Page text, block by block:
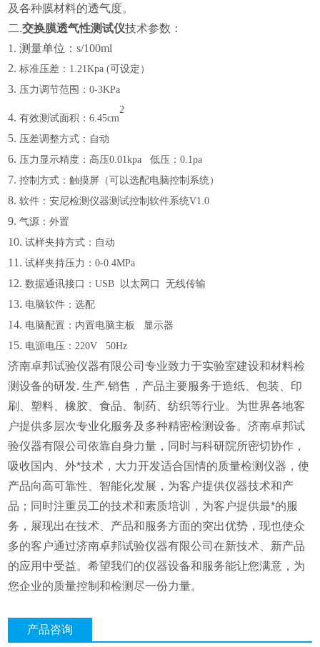
及各种膜材料的透气度。
二.交换膜透气性测试仪技术参数：
1.测量单位：s/100ml
2.标准压差： 1.21Kpa (可设定）
3. 压力调节范围：0-3KPa
4.有效测试面积：6.45cm
2
5. 压差调整方式：自动
6. 压力显示精度：高压0.01kpa 低压：0.1pa
7.控制方式：触摸屏（可以选配电脑控制系统）
8.软件：安尼检测仪器测试控制软件系统V1.0
9.气源：外置
10.试样夹持方式：自动
11.试样夹持压力：0-0.4MPa
12.数据通讯接口：USB 以太网口 无线传输
13. 电脑软件：选配
14. 电脑配置：内置电脑主板 显示器
15. 电源电压： 220V 50Hz
济南卓邦试验仪器有限公司专业致力于实验室建设和材料检
测设备的研发. 生产.销售，产品主要服务于造纸、包装、印
刷、塑料、橡胶、食品、制药、纺织等行业。为世界各地客
户提供多层次专业化服务及多种精密检测设备。济南卓邦试
验仪器有限公司依靠自身力量，同时与科研院所密切协作，
吸收国内、外*技术，大力开发适合国情的质量检测仪器，使
产品向高可靠性、智能化发展，为客户提供仪器技术和产
品；同时注重员工的技术和素质培训，为客户提供最*的服
务，展现出在技术、产品和服务方面的突出优势，现也使众
多的客户通过济南卓邦试验仪器有限公司在新技术、新产品
的应用中受益。希望我们的仪器设备和服务能让您满意，为
您企业的质量控制和检测尽一份力量。
产品咨询